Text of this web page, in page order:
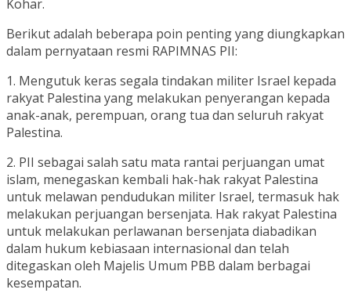
Kohar.
Berikut adalah beberapa poin penting yang diungkapkan
dalam pernyataan resmi RAPIMNAS PII:
1. Mengutuk keras segala tindakan militer Israel kepada
rakyat Palestina yang melakukan penyerangan kepada
anak-anak, perempuan, orang tua dan seluruh rakyat
Palestina.
2. PII sebagai salah satu mata rantai perjuangan umat
islam, menegaskan kembali hak-hak rakyat Palestina
untuk melawan pendudukan militer Israel, termasuk hak
melakukan perjuangan bersenjata. Hak rakyat Palestina
untuk melakukan perlawanan bersenjata diabadikan
dalam hukum kebiasaan internasional dan telah
ditegaskan oleh Majelis Umum PBB dalam berbagai
kesempatan.